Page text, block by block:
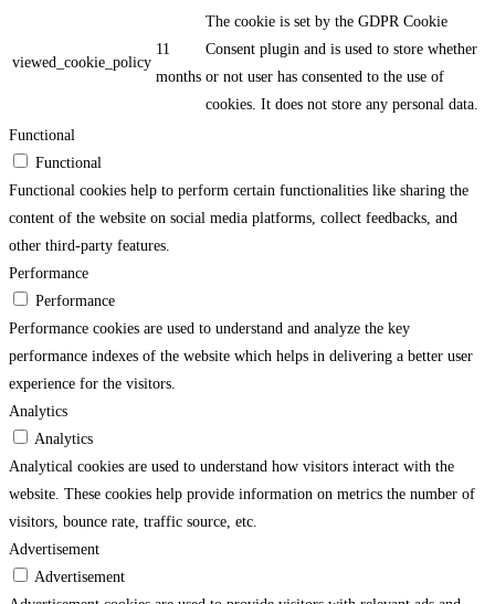
viewed_cookie_policy
11
months
The cookie is set by the GDPR Cookie
Consent plugin and is used to store whether
or not user has consented to the use of
cookies. It does not store any personal data.
Functional
Functional
Functional cookies help to perform certain functionalities like sharing the
content of the website on social media platforms, collect feedbacks, and
other third-party features.
Performance
Performance
Performance cookies are used to understand and analyze the key
performance indexes of the website which helps in delivering a better user
experience for the visitors.
Analytics
Analytics
Analytical cookies are used to understand how visitors interact with the
website. These cookies help provide information on metrics the number of
visitors, bounce rate, traffic source, etc.
Advertisement
Advertisement